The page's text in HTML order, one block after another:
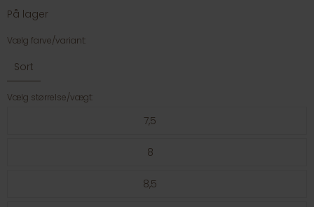
På lager
Vælg farve/variant:
Sort
Vælg størrelse/vægt:
7,5
8
8,5